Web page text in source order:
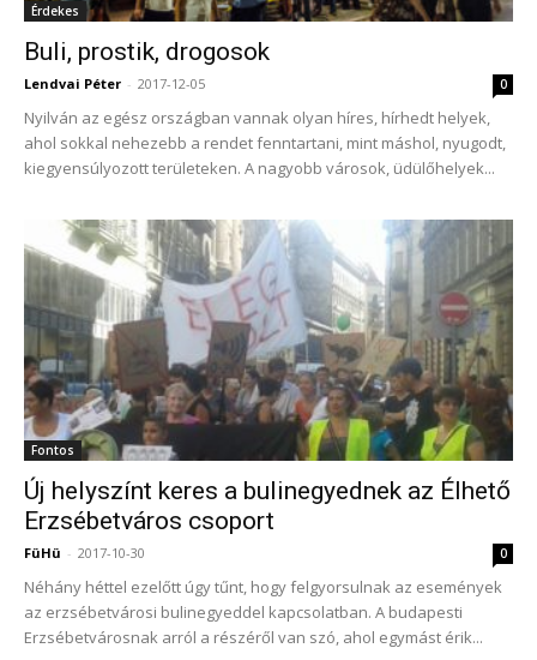
Érdekes
Buli, prostik, drogosok
Lendvai Péter - 2017-12-05 0
Nyilván az egész országban vannak olyan híres, hírhedt helyek,
ahol sokkal nehezebb a rendet fenntartani, mint máshol, nyugodt,
kiegyensúlyozott területeken. A nagyobb városok, üdülőhelyek...
Fontos
Új helyszínt keres a bulinegyednek az Élhető
Erzsébetváros csoport
FüHü - 2017-10-30 0
Néhány héttel ezelőtt úgy tűnt, hogy felgyorsulnak az események
az erzsébetvárosi bulinegyeddel kapcsolatban. A budapesti
Erzsébetvárosnak arról a részéről van szó, ahol egymást érik...